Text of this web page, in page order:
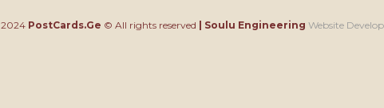
2024 PostCards.Ge © All rights reserved | Soulu Engineering Website